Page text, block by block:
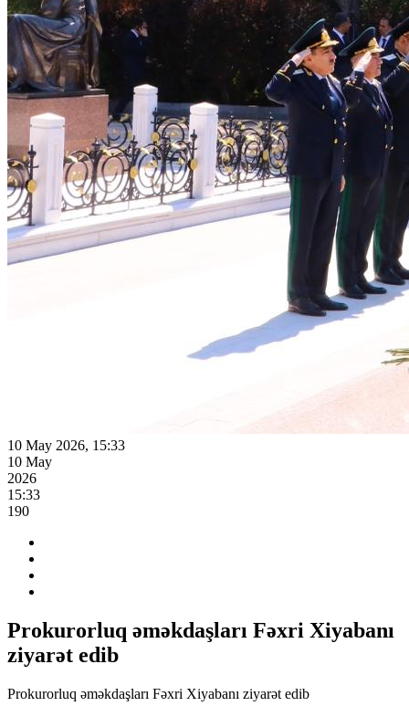
10 May 2026, 15:33
10 May
2026
15:33
190
Prokurorluq əməkdaşları Fəxri Xiyabanı
ziyarət edib
Prokurorluq əməkdaşları Fəxri Xiyabanı ziyarət edib